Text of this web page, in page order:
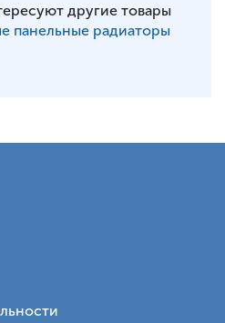
другие товары
панельные радиаторы